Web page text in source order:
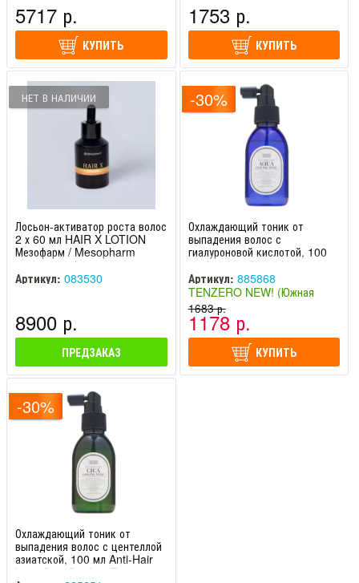
5717 р.
КУПИТЬ
1753 р.
КУПИТЬ
НЕТ В НАЛИЧИИ
Лосьон-активатор роста волос
2 х 60 мл HAIR X LOTION
Мезофарм / Mesopharm
professional
Артикул: 083530
8900 р.
ПРЕДЗАКАЗ
-30%
Охлаждающий тоник от
выпадения волос с
гиалуроновой кислотой, 100
мл Anti-Hair Loss Aqua
Cooling Tonic TENZERO /
Тензеро
Артикул: 885868
TENZERO NEW! (Южная
Корея)
1683 р.
1178 р.
КУПИТЬ
-30%
Охлаждающий тоник от
выпадения волос с центеллой
азиатской, 100 мл Anti-Hair
Loss Cica Cooling Tonic